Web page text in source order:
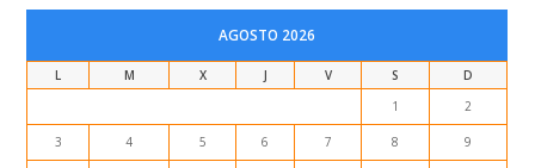
AGOSTO 2026
L M X J V S
D
1
2
3 4 5 6 7 8 9